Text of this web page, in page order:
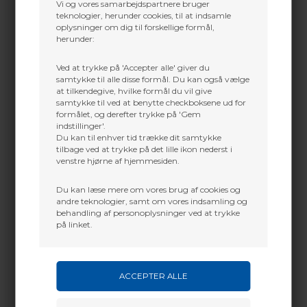
Vi og vores samarbejdspartnere bruger
teknologier, herunder cookies, til at indsamle
oplysninger om dig til forskellige formål,
herunder:
Ved at trykke på 'Accepter alle' giver du
samtykke til alle disse formål. Du kan også vælge
at tilkendegive, hvilke formål du vil give
samtykke til ved at benytte checkboksene ud for
formålet, og derefter trykke på 'Gem
indstillinger'.
Du kan til enhver tid trække dit samtykke
tilbage ved at trykke på det lille ikon nederst i
venstre hjørne af hjemmesiden.
Du kan læse mere om vores brug af cookies og
andre teknologier, samt om vores indsamling og
behandling af personoplysninger ved at trykke
på linket.
SPECIFICATIONS
• Pre-installed X Nock
• High-strength carbon-composite fibers
Brass X HIT® 8-32 Break-Off Insert & Deep Six thread
RPS sold separately
Dette passer godt sammen.